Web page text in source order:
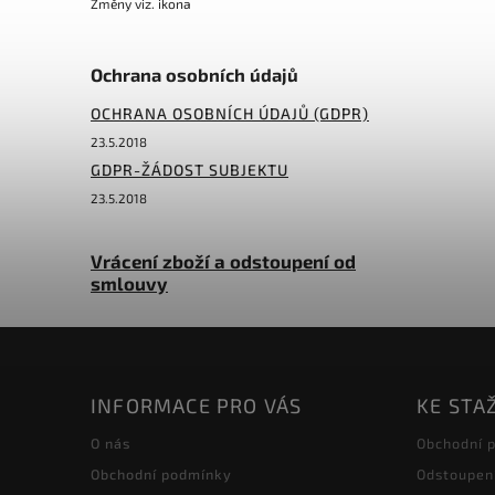
Změny viz. ikona
Ochrana osobních údajů
OCHRANA OSOBNÍCH ÚDAJŮ (GDPR)
23.5.2018
GDPR-ŽÁDOST SUBJEKTU
23.5.2018
Vrácení zboží a odstoupení od
smlouvy
INFORMACE PRO VÁS
O nás
Obchodní podmínky
KE
Obchodní